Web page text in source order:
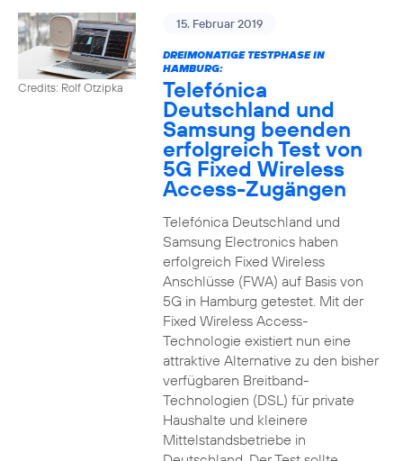
Credits: Rolf Otzipka
15. Februar 2019
DREIMONATIGE TESTPHASE IN
HAMBURG:
Telefónica
Deutschland und
Samsung beenden
erfolgreich Test von
5G Fixed Wireless
Access-Zugängen
Telefónica Deutschland und
Samsung Electronics haben
erfolgreich Fixed Wireless
Anschlüsse (FWA) auf Basis von
5G in Hamburg getestet. Mit der
Fixed Wireless Access-
Technologie existiert nun eine
attraktive Alternative zu den bisher
verfügbaren Breitband-
Technologien (DSL) für private
Haushalte und kleinere
Mittelstandsbetriebe in